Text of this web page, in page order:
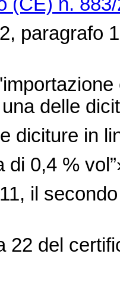
paragrafo
delle
in
0,4 %
il
del